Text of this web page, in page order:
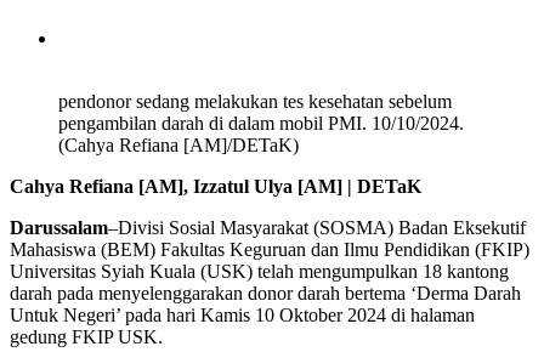
pendonor sedang melakukan tes kesehatan sebelum
pengambilan darah di dalam mobil PMI. 10/10/2024.
(Cahya Refiana [AM]/DETaK)
Cahya Refiana [AM], Izzatul Ulya [AM] | DETaK
Darussalam–Divisi Sosial Masyarakat (SOSMA) Badan Eksekutif
Mahasiswa (BEM) Fakultas Keguruan dan Ilmu Pendidikan (FKIP)
Universitas Syiah Kuala (USK) telah mengumpulkan 18 kantong
darah pada menyelenggarakan donor darah bertema ‘Derma Darah
Untuk Negeri’ pada hari Kamis 10 Oktober 2024 di halaman
gedung FKIP USK.